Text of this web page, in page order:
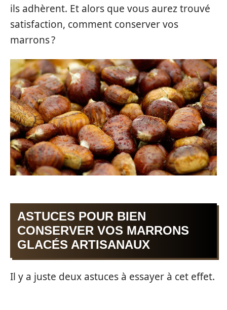
ils adhèrent. Et alors que vous aurez trouvé
satisfaction, comment conserver vos
marrons ?
ASTUCES POUR BIEN
CONSERVER VOS MARRONS
GLACÉS ARTISANAUX
Il y a juste deux astuces à essayer à cet effet.